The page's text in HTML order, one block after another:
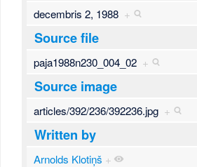
decembris 2, 1988 +
Source file
paja1988n230_004_02 +
Source image
articles/392/236/392236.jpg +
Written by
Arnolds Klotiņš +